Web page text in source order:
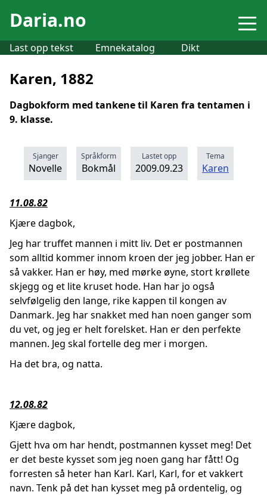
Daria.no
Last opp tekst Emnekatalog Dikt
Karen, 1882
Dagbokform med tankene til Karen fra tentamen i
9. klasse.
Sjanger
Novelle
Språkform
Bokmål
Lastet opp
2009.09.23
Tema
Karen
11.08.82
Kjære dagbok,
Jeg har truffet mannen i mitt liv. Det er postmannen
som alltid kommer innom kroen der jeg jobber. Han er
så vakker. Han er høy, med mørke øyne, stort krøllete
skjegg og et lite kruset hode. Han har jo også
selvfølgelig den lange, rike kappen til kongen av
Danmark. Jeg har snakket med han noen ganger som
du vet, og jeg er helt forelsket. Han er den perfekte
mannen. Jeg skal fortelle deg mer i morgen.
Ha det bra, og natta.
12.08.82
Kjære dagbok,
Gjett hva om har hendt, postmannen kysset meg! Det
er det beste kysset som jeg noen gang har fått! Og
forresten så heter han Karl. Karl, Karl, for et vakkert
navn. Tenk på det han kysset meg på ordentelig, og